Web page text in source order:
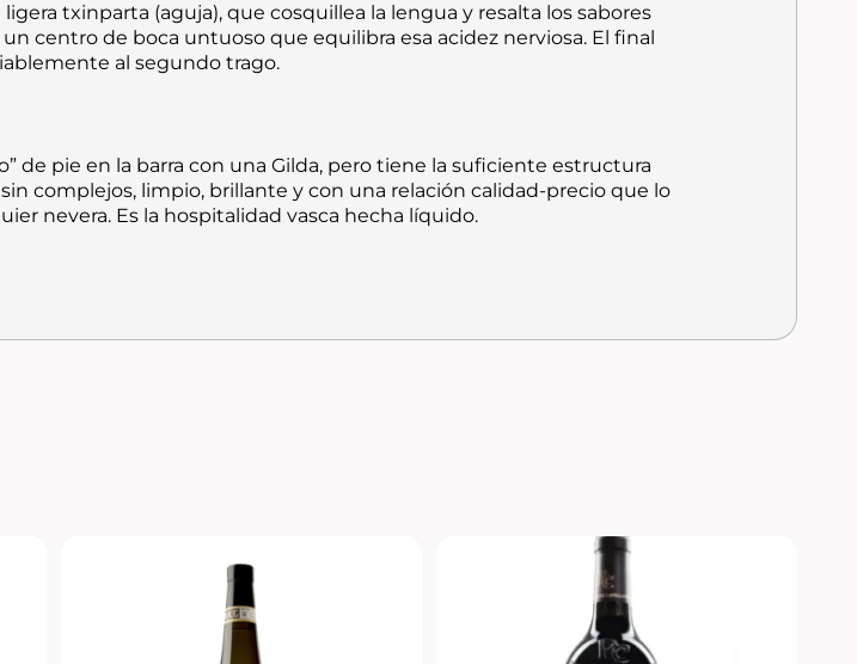
ligera txinparta (aguja), que cosquillea la lengua y resalta los sabores
centro de boca untuoso que equilibra esa acidez nerviosa. El final
al segundo trago.
de pie en la barra con una Gilda, pero tiene la suficiente estructura
complejos, limpio, brillante y con una relación calidad-precio que lo
nevera. Es la hospitalidad vasca hecha líquido.